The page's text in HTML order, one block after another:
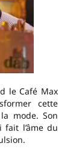
le Café Max
cette
mode. Son
l’âme du